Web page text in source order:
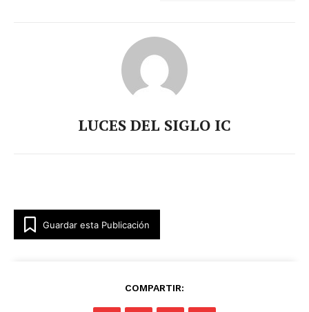
LUCES DEL SIGLO IC
Guardar esta Publicación
COMPARTIR: